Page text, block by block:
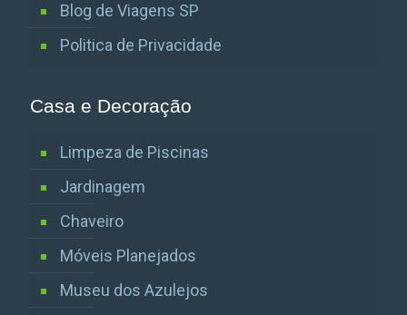
Blog de Viagens SP
Politica de Privacidade
Casa e Decoração
Limpeza de Piscinas
Jardinagem
Chaveiro
Móveis Planejados
Museu dos Azulejos